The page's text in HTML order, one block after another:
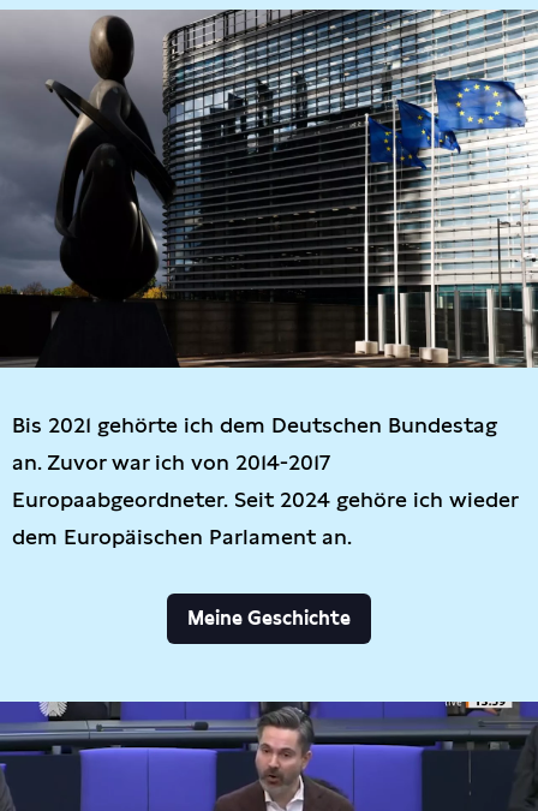
Bis 2021 gehörte ich dem Deutschen Bundestag
an. Zuvor war ich von 2014-2017
Europaabgeordneter. Seit 2024 gehöre ich wieder
dem Europäischen Parlament an.
Meine Geschichte